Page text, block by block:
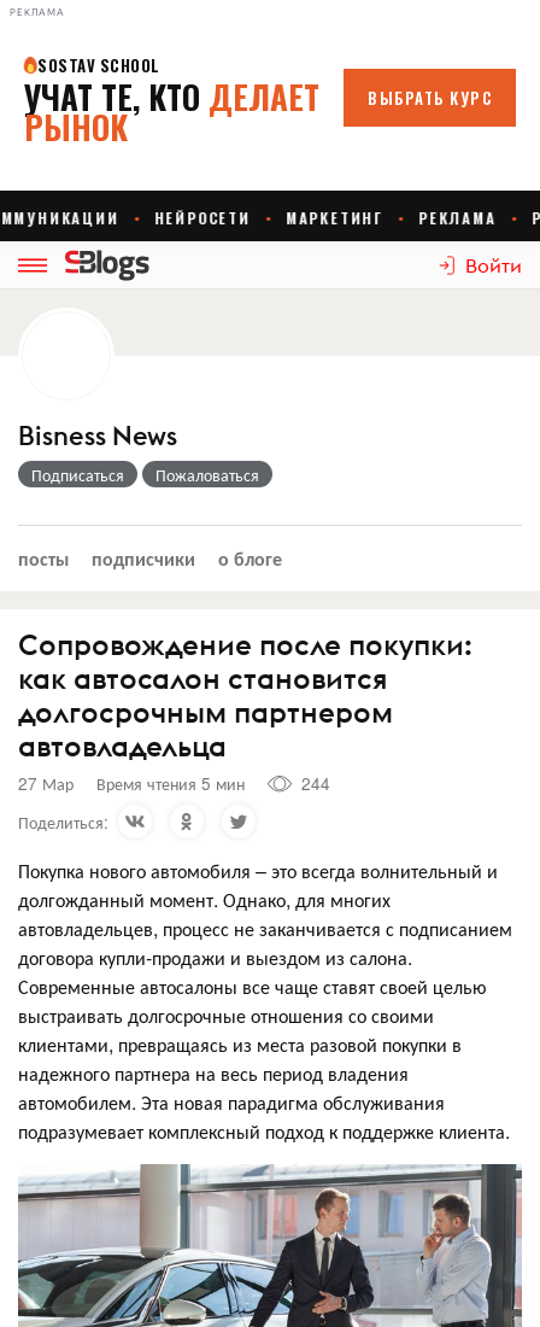
РЕКЛАМА
Войти
Bisness News
Подписаться Пожаловаться
посты подписчики о блоге
Сопровождение после покупки:
как автосалон становится
долгосрочным партнером
автовладельца
27 Мар Время чтения 5 мин
244
Поделиться:
Покупка нового автомобиля – это всегда волнительный и
долгожданный момент. Однако, для многих
автовладельцев, процесс не заканчивается с подписанием
договора купли-продажи и выездом из салона.
Современные автосалоны все чаще ставят своей целью
выстраивать долгосрочные отношения со своими
клиентами, превращаясь из места разовой покупки в
надежного партнера на весь период владения
автомобилем. Эта новая парадигма обслуживания
подразумевает комплексный подход к поддержке клиента.